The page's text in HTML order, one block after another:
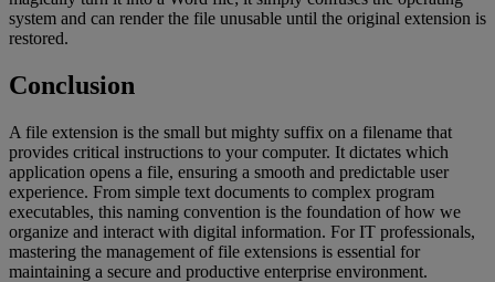
system and can render the file unusable until the original extension is
restored.
Conclusion
A file extension is the small but mighty suffix on a filename that
provides critical instructions to your computer. It dictates which
application opens a file, ensuring a smooth and predictable user
experience. From simple text documents to complex program
executables, this naming convention is the foundation of how we
organize and interact with digital information. For IT professionals,
mastering the management of file extensions is essential for
maintaining a secure and productive enterprise environment.